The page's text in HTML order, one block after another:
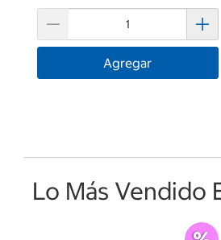
Agregar
Lo Más Vendido